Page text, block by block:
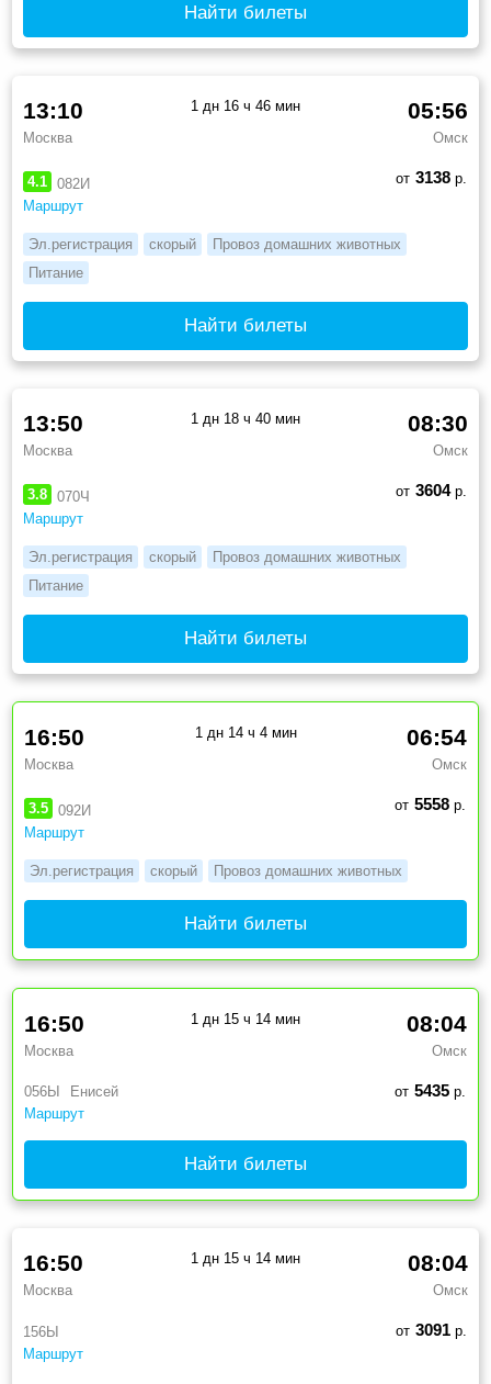
Найти билеты
4.1
082И
Маршрут
13:10
Москва
05:56
Омск
1 дн 16 ч 46 мин
от 3138р.
Эл.регистрация скорый
Провоз домашних животных
Питание
Найти билеты
3.8
070Ч
Маршрут
13:50
Москва
08:30
Омск
1 дн 18 ч 40 мин
от 3604р.
Эл.регистрация скорый
Провоз домашних животных
Питание
Найти билеты
3.5
092И
Маршрут
16:50
Москва
06:54
Омск
1 дн 14 ч 4 мин
от 5558р.
Эл.регистрация скорый Провоз домашних животных
Найти билеты
056Ы
Енисей
Маршрут
16:50
Москва
08:04
Омск
1 дн 15 ч 14 мин
от 5435р.
Найти билеты
156Ы
Маршрут
16:50
Москва
08:04
Омск
1 дн 15 ч 14 мин
от 3091р.